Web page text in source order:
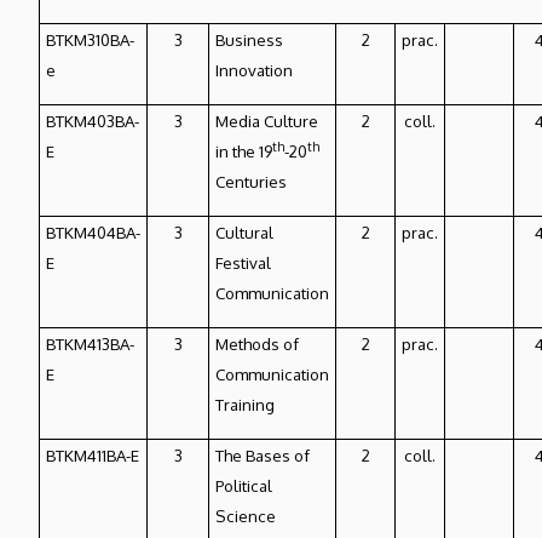
BTKM310BA-
e
3
Business
Innovation
2 prac.
BTKM403BA-
E
3
Media Culture
in the 19th-20th
Centuries
2 coll.
BTKM404BA-
E
3
Cultural
Festival
Communication
2 prac.
BTKM413BA-
E
3
Methods of
Communication
Training
2 prac.
BTKM411BA-E 3
The Bases of
Political
Science
2 coll.